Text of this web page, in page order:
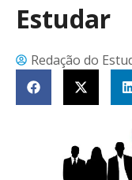
Estudar
Redação do